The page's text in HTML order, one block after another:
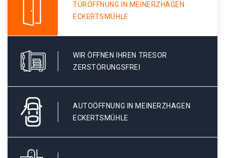
TÜRÖFFNUNG IN MEINERZHAGEN
ECKERTSMÜHLE
WIR ÖFFNEN IHREN TRESOR
ZERSTÖRUNGSFREI
AUTOÖFFNUNG IN MEINERZHAGEN
ECKERTSMÜHLE